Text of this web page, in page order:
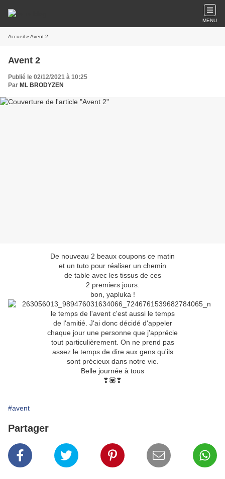
MENU
Accueil » Avent 2
Avent 2
Publié le 02/12/2021 à 10:25
Par ML BRODYZEN
De nouveau 2 beaux coupons ce matin
et un tuto pour réaliser un chemin
de table avec les tissus de ces
2 premiers jours.
bon, yapluka !
le temps de l'avent c'est aussi le temps
de l'amitié. J'ai donc décidé d'appeler
chaque jour une personne que j'apprécie
tout particulièrement. On ne prend pas
assez le temps de dire aux gens qu'ils
sont précieux dans notre vie.
Belle journée à tous
❣💟❣
#avent
Partager